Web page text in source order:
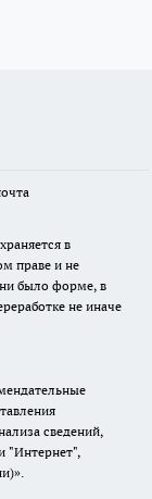
в
праве и не
было форме, в
не иначе
сведений,
"Интернет",